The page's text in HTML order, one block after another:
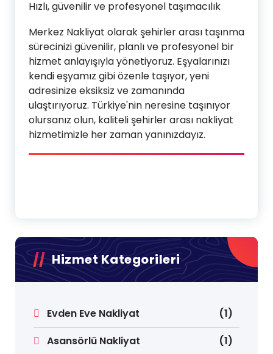
Hızlı, güvenilir ve profesyonel taşımacılık
Merkez Nakliyat olarak şehirler arası taşınma
sürecinizi güvenilir, planlı ve profesyonel bir
hizmet anlayışıyla yönetiyoruz. Eşyalarınızı
kendi eşyamız gibi özenle taşıyor, yeni
adresinize eksiksiz ve zamanında
ulaştırıyoruz. Türkiye'nin neresine taşınıyor
olursanız olun, kaliteli şehirler arası nakliyat
hizmetimizle her zaman yanınızdayız.
Hizmet Kategorileri
Evden Eve Nakliyat
(1)
Asansörlü Nakliyat
(1)